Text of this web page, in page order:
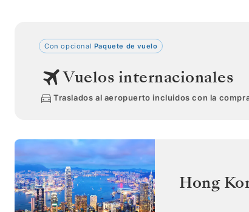
Con opcional Paquete de vuelo
Vuelos internacionales
Traslados al aeropuerto incluidos con la
Hong